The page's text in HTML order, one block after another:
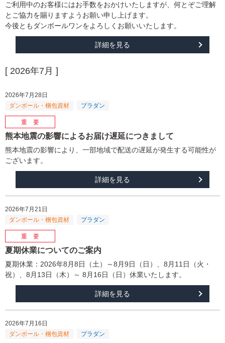
ご利用中のお客様にはお手数をおかけいたしますが、何とぞご理解
とご協力を賜りますようお願い申し上げます。
今後ともダンボールワンをよろしくお願いいたします。
詳細を見る
[ 2026年7月 ]
2026年7月28日
熊本地震の影響によるお届け遅延につきまして
熊本地震の影響により、一部地域で配送の遅延が発生する可能性が
ございます。
詳細を見る
2026年7月21日
夏期休業についてのご案内
夏期休業：2026年8月8日（土）～8月9日（日）、8月11日（火・
祝）、8月13日（木）～ 8月16日（日）休業いたします。
詳細を見る
2026年7月16日